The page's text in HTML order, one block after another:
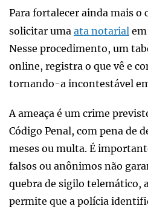
Para fortalecer ainda mais o
solicitar uma ata notarial
Nesse procedimento, um
online, registra o que vê e
tornando-a incontestável
A ameaça é um crime
Código Penal, com pena de
meses ou multa. É
falsos ou anônimos não
quebra de sigilo telemático,
permite que a polícia